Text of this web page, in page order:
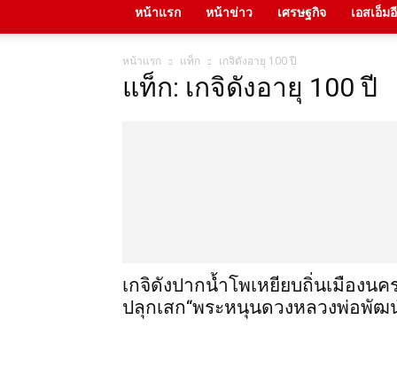
หน้าแรก หน้าข่าว เศรษฐกิจ เอสเอ็มอี
หน้าแรก แท็ก เกจิดังอายุ 100 ปี
แท็ก: เกจิดังอายุ 100 ปี
เกจิดังปากน้ำโพเหยียบถิ่นเมืองนค
ปลุกเสก“พระหนุนดวงหลวงพ่อพัฒ